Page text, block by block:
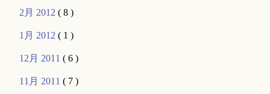
2月 2012( 8 )
1月 2012( 1 )
12月 2011( 6 )
11月 2011( 7 )